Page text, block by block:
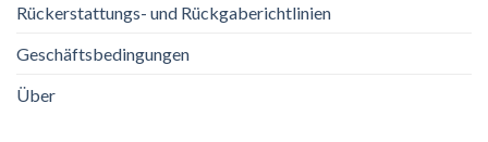
Rückerstattungs- und Rückgaberichtlinien
Geschäftsbedingungen
Über